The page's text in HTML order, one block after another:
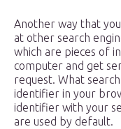
Another way that
at other search
which are pieces of
computer and get
request. What
identifier in your
identifier with your
are used by default.